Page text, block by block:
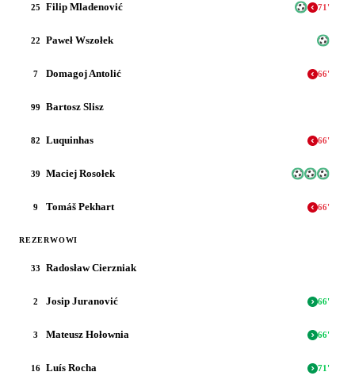
25 Filip Mladenović 71 '
22 Paweł Wszołek
7 Domagoj Antolić 66'
99 Bartosz Slisz
82 Luquinhas 66'
39 Maciej Rosołek
9 Tomáš Pekhart 66'
REZERWOWI
33 Radosław Cierzniak
2 Josip Juranović 66'
3 Mateusz Hołownia 66'
16 Luís Rocha 71 '